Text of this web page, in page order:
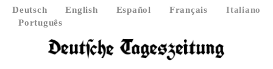
Deutsch English Español Français
Italiano
Português